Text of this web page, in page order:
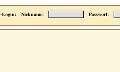
Passwort:
Nickname:
Login: